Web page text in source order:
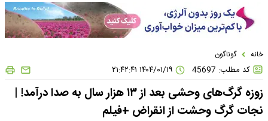
خانه گوناگون
کد مطلب: 45697
زوزه گرگ‌های وحشی بعد از ۱۳ هزار سال به صدا درآمد! |
نجات گرگ وحشت از انقراض +فیلم